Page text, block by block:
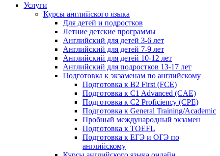
Услуги
Курсы английского языка
Для детей и подростков
Летние детские программы
Английский для детей 3-6 лет
Английский для детей 7-9 лет
Английский для детей 10-12 лет
Английский для подростков 13-17 лет
Подготовка к экзаменам по английскому
Подготовка к B2 First (FCE)
Подготовка к C1 Advanced (CAE)
Подготовка к C2 Proficiency (CPE)
Подготовка к General Training/Academic
Пробный международный экзамен
Подготовка к TOEFL
Подготовка к ЕГЭ и ОГЭ по
английскому